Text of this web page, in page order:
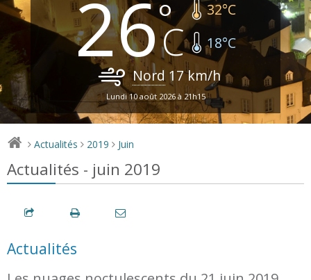
26 32°C
18°C
Nord 17km/h
Lundi 10 août 2026 à 21h15
> Actualités > 2019 > Juin
Actualités - juin 2019
Actualités